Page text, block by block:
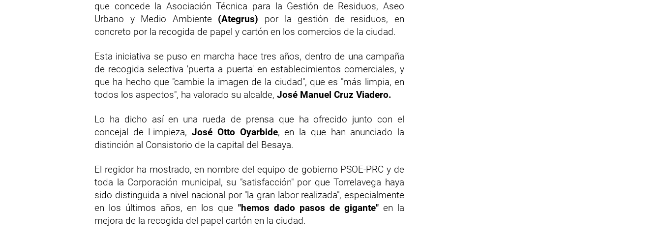
que concede la Asociación Técnica para la Gestión de Residuos, Aseo
Urbano y Medio Ambiente (Ategrus) por la gestión de residuos, en
concreto por la recogida de papel y cartón en los comercios de la ciudad.
Esta iniciativa se puso en marcha hace tres años, dentro de una campaña
de recogida selectiva 'puerta a puerta' en establecimientos comerciales, y
que ha hecho que "cambie la imagen de la ciudad", que es "más limpia, en
todos los aspectos", ha valorado su alcalde, José Manuel Cruz Viadero.
Lo ha dicho así en una rueda de prensa que ha ofrecido junto con el
concejal de Limpieza,José Otto Oyarbide, en la que han anunciado la
distinción al Consistorio de la capital del Besaya.
El regidor ha mostrado, en nombre del equipo de gobierno PSOE-PRC y de
toda la Corporación municipal, su "satisfacción" por que Torrelavega haya
sido distinguida a nivel nacional por "la gran labor realizada", especialmente
en los últimos años, en los que "hemos dado pasos de gigante" en la
mejora de la recogida del papel cartón en la ciudad.